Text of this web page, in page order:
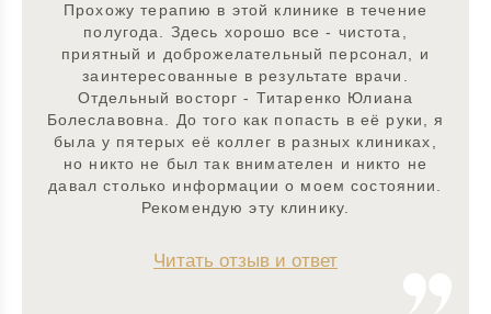
Прохожу терапию в этой клинике в течение
полугода. Здесь хорошо все - чистота,
приятный и доброжелательный персонал, и
заинтересованные в результате врачи.
Отдельный восторг - Титаренко Юлиана
Болеславовна. До того как попасть в её руки, я
была у пятерых её коллег в разных клиниках,
но никто не был так внимателен и никто не
давал столько информации о моем состоянии.
Рекомендую эту клинику.
Читать отзыв и ответ